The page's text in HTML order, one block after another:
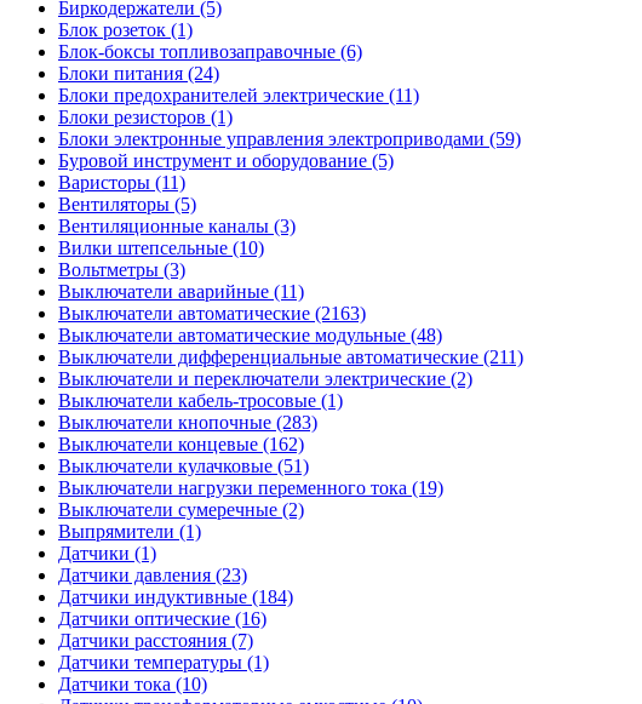
Биркодержатели (5)
Блок розеток (1)
Блок-боксы топливозаправочные (6)
Блоки питания (24)
Блоки предохранителей электрические (11)
Блоки резисторов (1)
Блоки электронные управления электроприводами (59)
Буровой инструмент и оборудование (5)
Варисторы (11)
Вентиляторы (5)
Вентиляционные каналы (3)
Вилки штепсельные (10)
Вольтметры (3)
Выключатели аварийные (11)
Выключатели автоматические (2163)
Выключатели автоматические модульные (48)
Выключатели дифференциальные автоматические (211)
Выключатели и переключатели электрические (2)
Выключатели кабель-тросовые (1)
Выключатели кнопочные (283)
Выключатели концевые (162)
Выключатели кулачковые (51)
Выключатели нагрузки переменного тока (19)
Выключатели сумеречные (2)
Выпрямители (1)
Датчики (1)
Датчики давления (23)
Датчики индуктивные (184)
Датчики оптические (16)
Датчики расстояния (7)
Датчики температуры (1)
Датчики тока (10)